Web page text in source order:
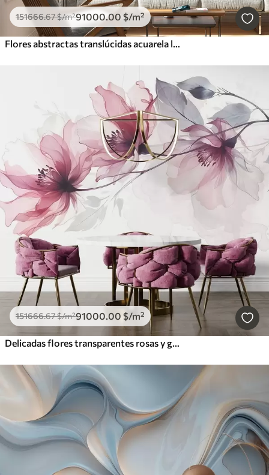
151666.67$/m²91000.00 $/m²
Flores abstractas translúcidas acuarela líquida
151666.67$/m²91000.00 $/m²
Delicadas flores transparentes rosas y grises con pétalos suaves y difuminados sobre fondo blanco